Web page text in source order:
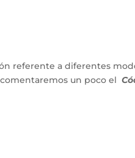
referente a diferentes
un poco el